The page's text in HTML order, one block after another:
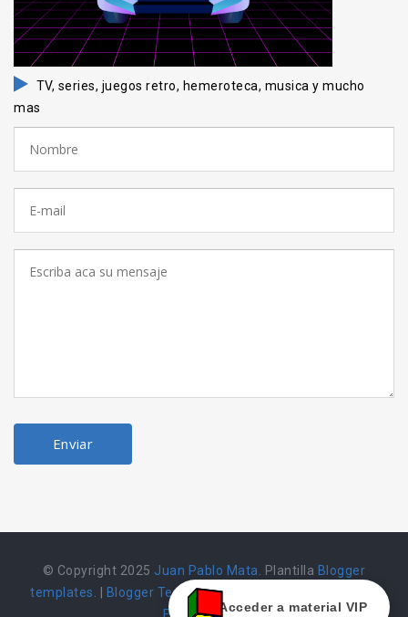
Acceder a material VIP
TV, series, juegos retro, hemeroteca, musica y mucho
mas
© Copyright 2025 Juan Pablo Mata . Plantilla Blogger
templates
Blogger Templates